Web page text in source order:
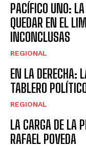
PACÍFICO UNO:
QUEDAR EN EL
INCONCLUSAS
REGIONAL
EN LA DERECHA:
TABLERO
REGIONAL
LA CARGA DE LA
RAFAEL POVEDA